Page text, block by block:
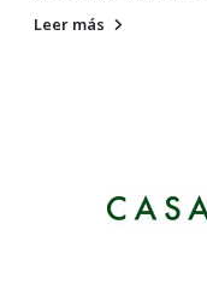
Leer más